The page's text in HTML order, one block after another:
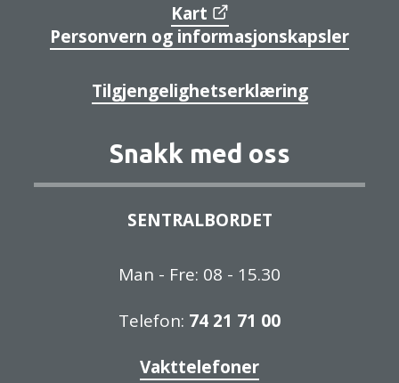
Kart
Personvern og informasjonskapsler
Tilgjengelighetserklæring
Snakk med oss
SENTRALBORDET
Man - Fre: 08 - 15.30
Telefon: 74 21 71 00
Vakttelefoner